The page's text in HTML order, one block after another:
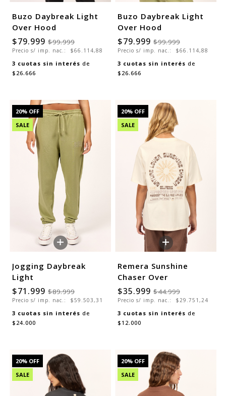
Buzo Daybreak Light
Over Hood
$79.999 $99.999
Precio s/ imp. nac.: $66.114,88
3 cuotas sin interés de
$26.666
Buzo Daybreak Light
Over Hood
$79.999 $99.999
Precio s/ imp. nac.: $66.114,88
3 cuotas sin interés de
$26.666
20% OFF
SALE
+
Jogging Daybreak
Light
$71.999 $89.999
Precio s/ imp. nac.: $59.503,31
3 cuotas sin interés de
$24.000
20% OFF
SALE
+
Remera Sunshine
Chaser Over
$35.999 $44.999
Precio s/ imp. nac.: $29.751,24
3 cuotas sin interés de
$12.000
20% OFF
SALE
20% OFF
SALE